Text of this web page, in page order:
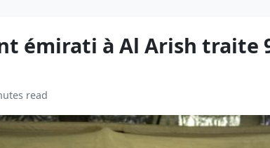
émirati à Al Arish traite
read